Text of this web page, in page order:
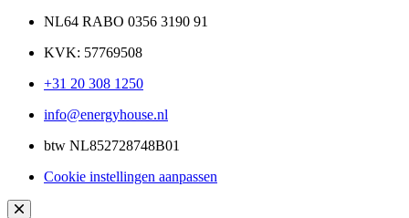
NL64 RABO 0356 3190 91
KVK: 57769508
+31 20 308 1250
info@energyhouse.nl
btw NL852728748B01
Cookie instellingen aanpassen